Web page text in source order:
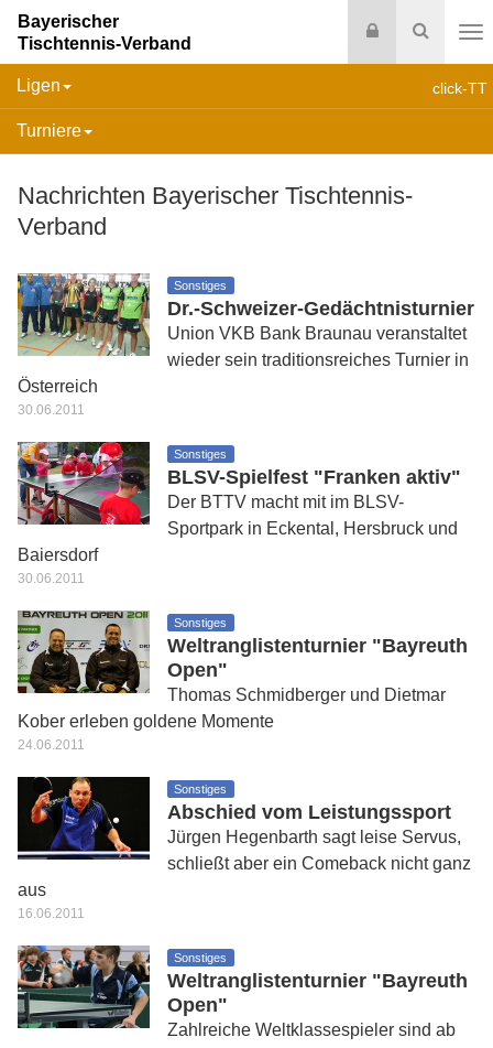
Suche
Login
Bayerischer
Tischtennis-Verband
click-TT
Ligen
Turniere
Nachrichten Bayerischer Tischtennis-
Verband
Sonstiges
Dr.-Schweizer-Gedächtnisturnier
Union VKB Bank Braunau veranstaltet
wieder sein traditionsreiches Turnier in
Österreich
30.06.2011
Sonstiges
BLSV-Spielfest "Franken aktiv"
Der BTTV macht mit im BLSV-
Sportpark in Eckental, Hersbruck und
Baiersdorf
30.06.2011
Sonstiges
Weltranglistenturnier "Bayreuth
Open"
Thomas Schmidberger und Dietmar
Kober erleben goldene Momente
24.06.2011
Sonstiges
Abschied vom Leistungssport
Jürgen Hegenbarth sagt leise Servus,
schließt aber ein Comeback nicht ganz
aus
16.06.2011
Sonstiges
Weltranglistenturnier "Bayreuth
Open"
Zahlreiche Weltklassespieler sind ab